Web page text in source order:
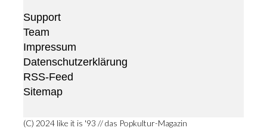
Support
Team
Impressum
Datenschutzerklärung
RSS-Feed
Sitemap
(C) 2024 like it is '93 // das Popkultur-Magazin